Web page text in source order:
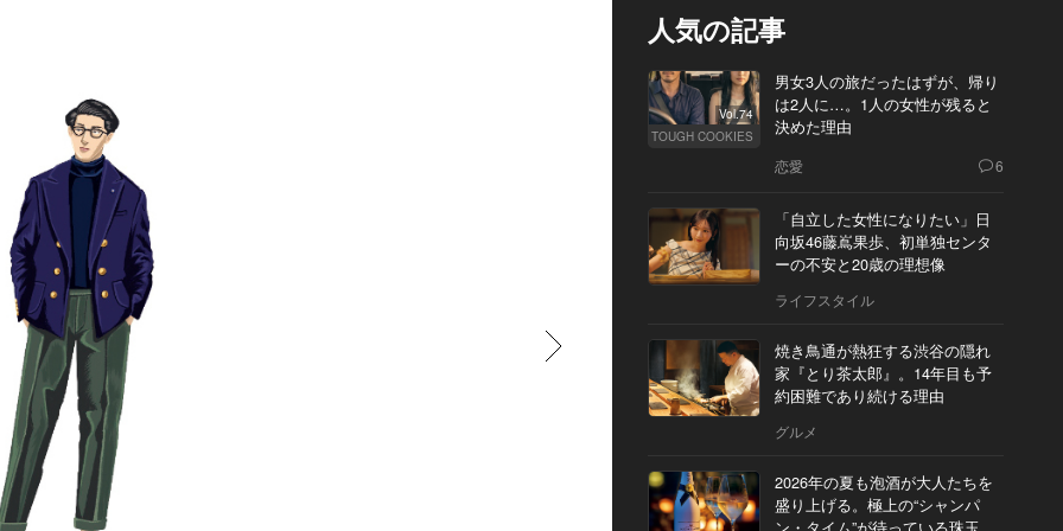
人気の記事
Vol.74
TOUGH COOKIES
男女3人の旅だったはずが、帰り
は2人に…。1人の女性が残ると
決めた理由
恋愛 6
「自立した女性になりたい」日
向坂46藤嶌果歩、初単独センタ
ーの不安と20歳の理想像
ライフスタイル
焼き鳥通が熱狂する渋谷の隠れ
家『とり茶太郎』。14年目も予
約困難であり続ける理由
グルメ
2026年の夏も泡酒が大人たちを
盛り上げる。極上の“シャンパ